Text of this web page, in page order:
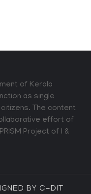
of Kerala
as single
The content
effort of
Project of I &
BY C-DIT